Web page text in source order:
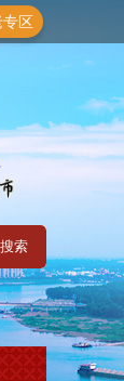
专区